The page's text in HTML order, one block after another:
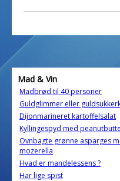
Mad & Vin
Madbrød til 40 personer
Guldglimmer eller
Dijonmarineret kartoffelsalat
Kyllingespyd med
Ovnbagte grønne asparges
mozerella
Hvad er mandelessens ?
Har lige spist